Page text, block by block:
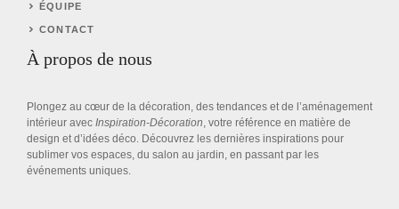
ÉQUIPE
CONTACT
À propos de nous
Plongez au cœur de la décoration, des tendances et de l’aménagement
intérieur avec Inspiration-Décoration, votre référence en matière de
design et d’idées déco. Découvrez les dernières inspirations pour
sublimer vos espaces, du salon au jardin, en passant par les
événements uniques.